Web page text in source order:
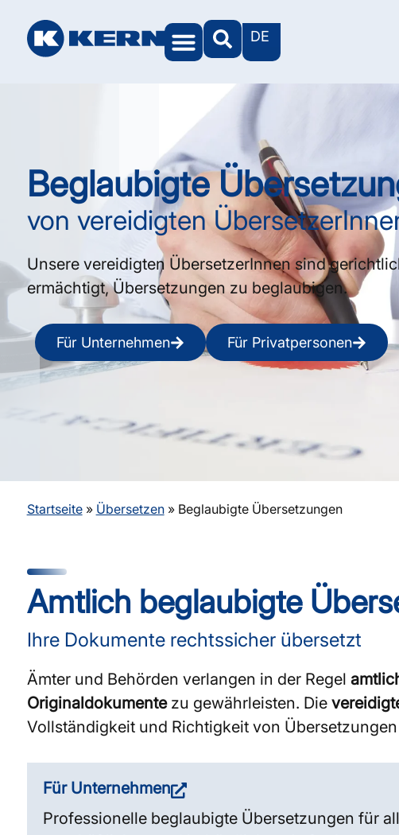
DE
Beglaubigte
von vereidigten
Unsere vereidigten ÜbersetzerInnen sind
ermächtigt, Übersetzungen zu beglaubigen.
Für Unternehmen Für Privatpersonen
Startseite» Übersetzen» Beglaubigte Übersetzungen
Amtlich beglaubigte
Ihre Dokumente rechtssicher übersetzt
Ämter und Behörden verlangen in der Regel
Originaldokumentezu gewährleisten. Die
Vollständigkeit und Richtigkeit von
Für Unternehmen
Professionelle beglaubigte Übersetzungen für